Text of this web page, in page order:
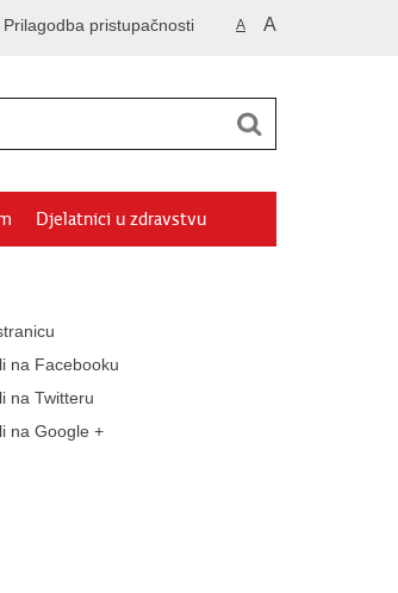
A A
Prilagodba pristupačnosti
Djelatnici u zdravstvu
na Facebooku
na Twitteru
na Google +